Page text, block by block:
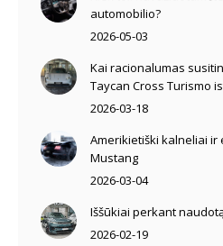
automobilio?
2026-05-03
Kai racionalumas
Taycan Cross Turismo
2026-03-18
Amerikietiški kalneliai ir
Mustang
2026-03-04
Iššūkiai perkant
2026-02-19